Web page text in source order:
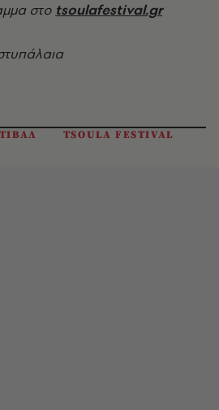
στο tsoulafestival.gr
TSOULA FESTIVAL